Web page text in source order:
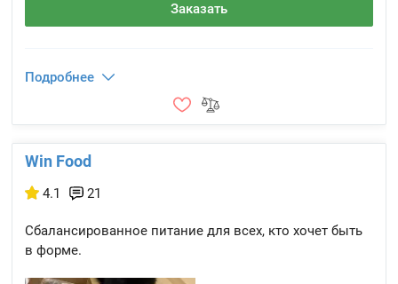
Заказать
Подробнее
Win Food
4.1 21
Сбалансированное питание для всех, кто хочет быть
в форме.